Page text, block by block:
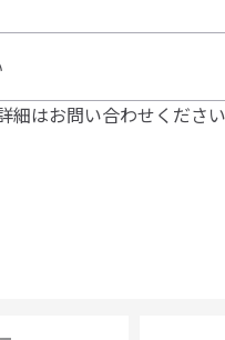
はお問い合わせください